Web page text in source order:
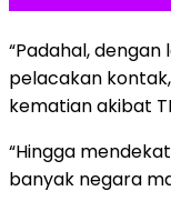
“Padahal,
pelacakan
kematian akibat
“Hingga
banyak negara